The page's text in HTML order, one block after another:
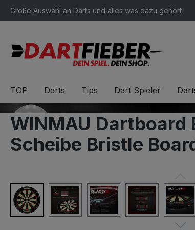
Zur Hauptnavigation springen
Große Auswahl an Darts und alles was dazu gehört
TOP Darts Tips Dart Spieler
WINMAU Dartboard
Scheibe Bristle
Bildergalerie überspringen